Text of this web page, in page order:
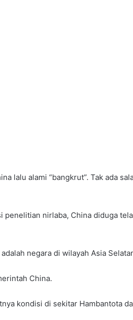
lalu alami “bangkrut”. Tak ada
nirlaba, China diduga
negara di wilayah Asia
China.
kondisi di sekitar Hambantota